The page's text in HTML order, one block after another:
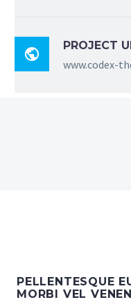

PROJECT
www.codex-
PELLENTESQUE
MORBI VEL